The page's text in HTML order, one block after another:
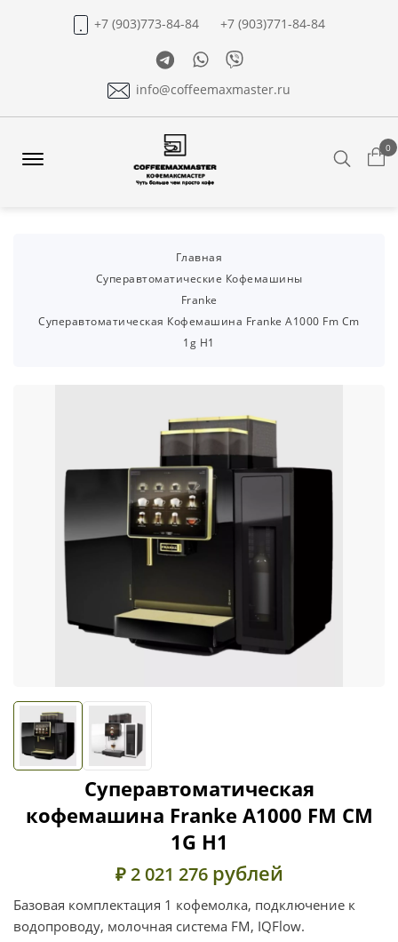
+7 (903)773-84-84
+7 (903)771-84-84
TelegramWhatsapp
Viber
info@coffeemaxmaster.ru
0
Главная
Суперавтоматические Кофемашины
Franke
Суперавтоматическая Кофемашина Franke A1000 Fm Cm
1g H1
Суперавтоматическая
кофемашина Franke A1000 FM CM
1G H1
₽ 2 021 276 рублей
Базовая комплектация 1 кофемолка, подключение к
водопроводу, молочная система FM, IQFlow.